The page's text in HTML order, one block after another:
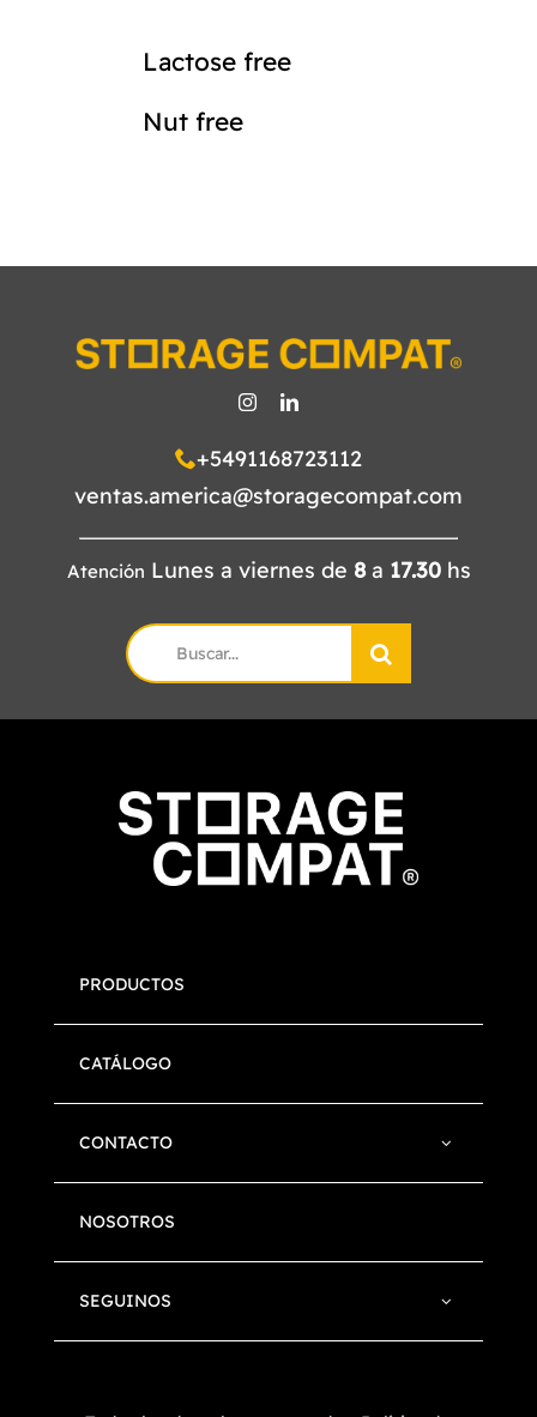
Lactose free
Nut free
+5491168723112
ventas.america@storagecompat.com
Atención Lunes a viernes de 8a 17.30hs
Search
for:
PRODUCTOS
CATÁLOGO
CONTACTO
NOSOTROS
SEGUINOS